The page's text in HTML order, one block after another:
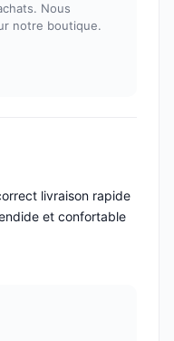
Nous
notre boutique.
livraison rapide
et confortable